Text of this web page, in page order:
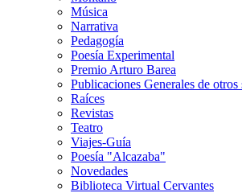
Música
Narrativa
Pedagogía
Poesía Experimental
Premio Arturo Barea
Publicaciones Generales de otros
Raíces
Revistas
Teatro
Viajes-Guía
Poesía "Alcazaba"
Novedades
Biblioteca Virtual Cervantes